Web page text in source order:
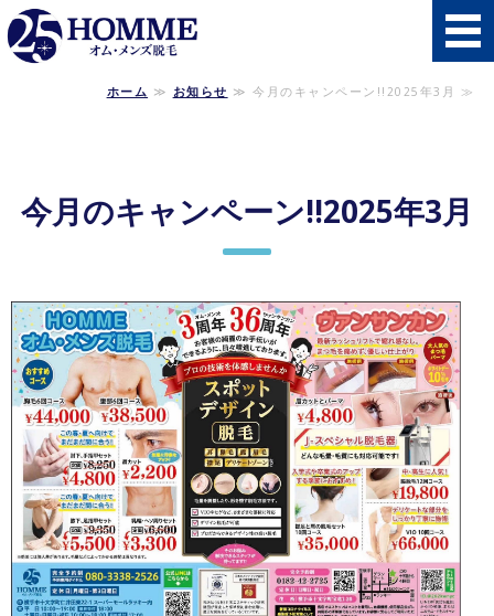
秋田県南初の
施術の流れ
店舗概要
ホーム ≫ お知らせ ≫ 今月のキャンペーン!!2025年3月 ≫
今月のキャンペーン!!2025年3月